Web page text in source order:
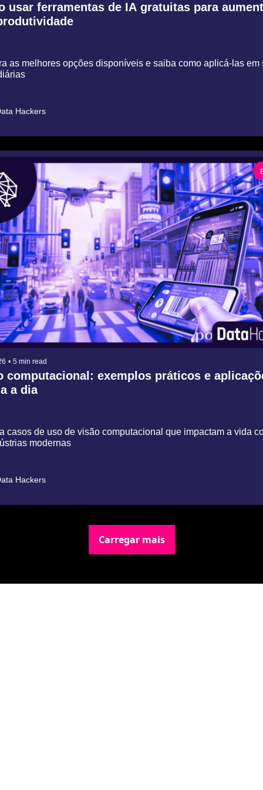
usar ferramentas de IA gratuitas para
as melhores opções disponíveis e saiba como aplicá-las em
Hackers
• 5 min read
computacional: exemplos práticos e
a dia
casos de uso de visão computacional que impactam a vida
modernas
Hackers
Carregar mais